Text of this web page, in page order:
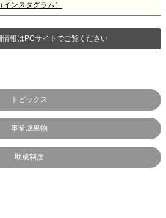
インスタグラム）
情報はPCサイトでご覧ください
トピックス
事業成果物
助成制度